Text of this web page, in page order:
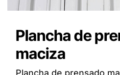
Plancha de
maciza
Plancha de prensado